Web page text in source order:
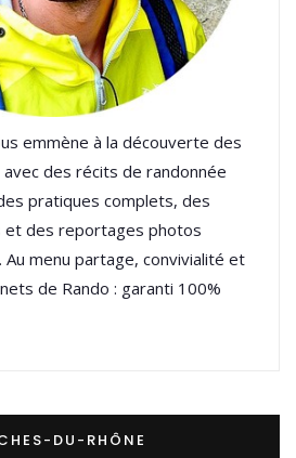
emmène à la découverte des
des récits de randonnée
pratiques complets, des
et des reportages photos
menu partage, convivialité et
de Rando : garanti 100%
DU-RHÔNE